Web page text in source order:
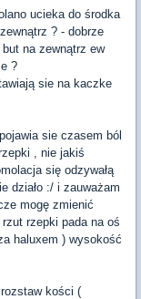
ucieka do środka
? - dobrze
na zewnątrz ew
?
sie na kaczke
sie czasem ból
, nie jakiś
się odzywałą
działo :/ i zauważam
mogę zmienić
rzepki pada na oś
haluxem ) wysokość
kości (